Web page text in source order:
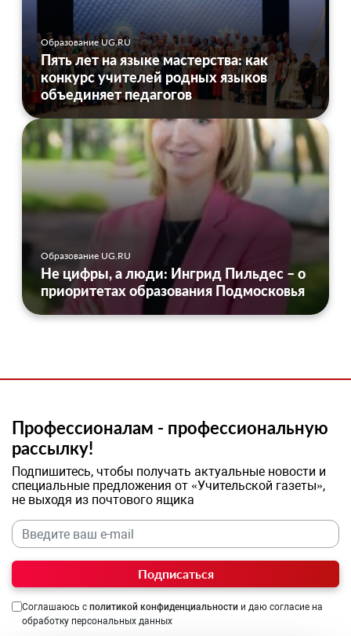
Образование UG.RU
Пять лет на языке мастерства: как
конкурс учителей родных языков
объединяет педагогов
Образование UG.RU
Не цифры, а люди: Ингрид Пильдес – о
приоритетах образования Подмосковья
Профессионалам - профессиональную
рассылку!
Подпишитесь, чтобы получать актуальные новости и
специальные предложения от «Учительской газеты»,
не выходя из почтового ящика
Подписаться
Соглашаюсь с политикой конфиденциальности и даю согласие на
обработку персональных данных